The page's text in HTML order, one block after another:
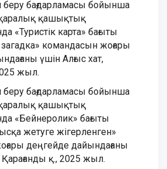
беру бағдарламасы бойынша
қашықтық
«Туристік карта» бағыты
командасын жоғары
үшін Алғыс хат,
жыл.
беру бағдарламасы бойынша
қашықтық
«Бейнеролик» бағыты
жетуге жігерленген»
деңгейде дайындағаны
Қарағанды қ., 2025 жыл.